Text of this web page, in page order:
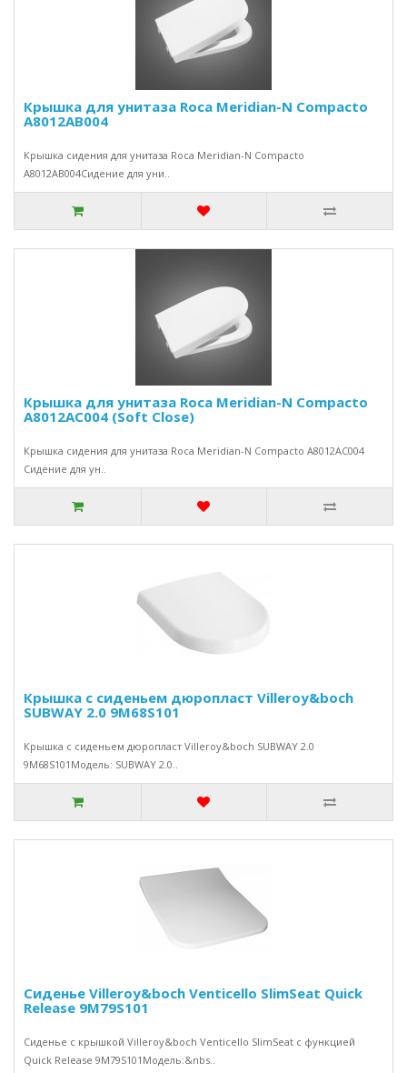
Крышка для унитаза Roca Meridian-N Compacto
A8012AB004
Крышка сидения для унитаза Roca Meridian-N Compacto
A8012AB004Сидение для уни..
Крышка для унитаза Roca Meridian-N Compacto
A8012AC004 (Soft Close)
Крышка сидения для унитаза Roca Meridian-N Compacto A8012AC004
Сидение для ун..
Крышка с сиденьем дюропласт Villeroy&boch
SUBWAY 2.0 9M68S101
Крышка с сиденьем дюропласт Villeroy&boch SUBWAY 2.0
9M68S101Модель: SUBWAY 2.0..
Сиденье Villeroy&boch Venticello SlimSeat Quick
Release 9M79S101
Сиденье с крышкой Villeroy&boch Venticello SlimSeat с функцией
Quick Release 9M79S101Модель:&nbs..